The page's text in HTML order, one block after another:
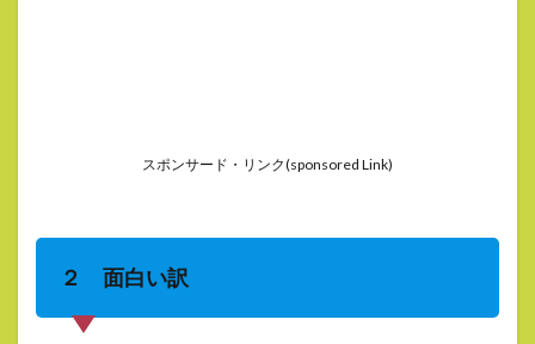
スポンサード・リンク(sponsored Link)
２ 面白い訳